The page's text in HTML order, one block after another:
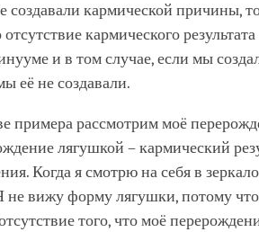
создавали кармической причины,
отсутствие кармического
и в том случае, если мы
её не создавали.
примера рассмотрим моё
лягушкой – кармический
Когда я смотрю на себя в
вижу форму лягушки, потому
того, что моё